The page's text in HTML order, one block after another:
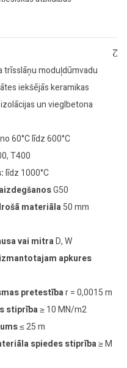
trīsslāņu moduļdūmvadu
iekšējās keramikas
un vieglbetona
no 60°C līdz 600°C
T400
līdz 1000°C
G50
materiāla50 mm
vai mitraD, W
apkures
pretestībar = 0,0015 m
stiprība≥ 10 MN/m2
≤ 25 m
spiedes stiprība≥ M